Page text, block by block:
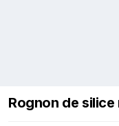
Rognon de